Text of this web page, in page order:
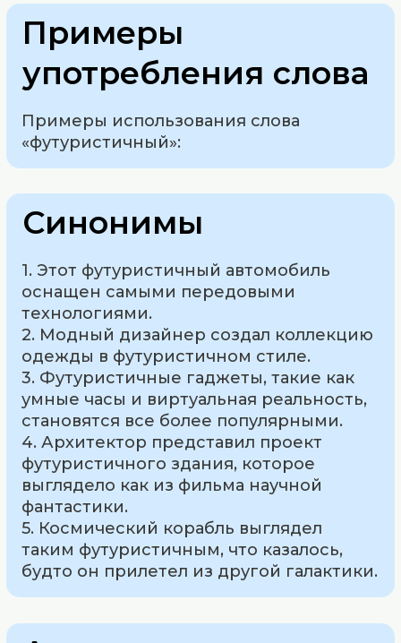
Примеры
употребления слова
Примеры использования слова
«футуристичный»:
Синонимы
1. Этот футуристичный автомобиль
оснащен самыми передовыми
технологиями.
2. Модный дизайнер создал коллекцию
одежды в футуристичном стиле.
3. Футуристичные гаджеты, такие как
умные часы и виртуальная реальность,
становятся все более популярными.
4. Архитектор представил проект
футуристичного здания, которое
выглядело как из фильма научной
фантастики.
5. Космический корабль выглядел
таким футуристичным, что казалось,
будто он прилетел из другой галактики.